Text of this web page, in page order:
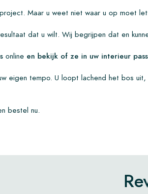
Maar u weet niet waar u op moet
dat u wilt. Wij begrijpen dat en
online en bekijk of ze in uw interieur
eigen tempo. U loopt lachend het bos
bestel nu.